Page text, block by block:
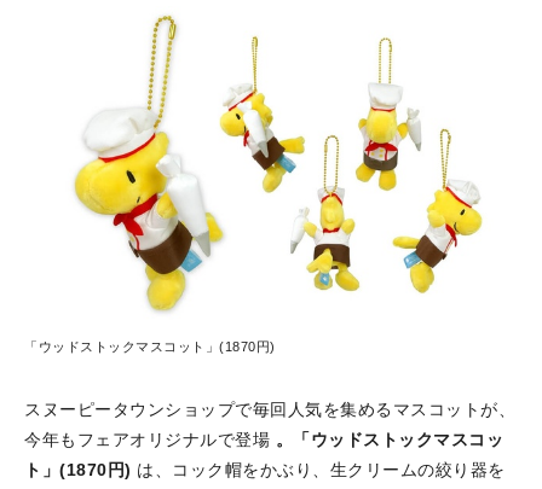
「ウッドストックマスコット」(1870円)
スヌーピータウンショップで毎回人気を集めるマスコットが、
今年もフェアオリジナルで登場 。「ウッドストックマスコッ
ト」(1870円) は、コック帽をかぶり、生クリームの絞り器を